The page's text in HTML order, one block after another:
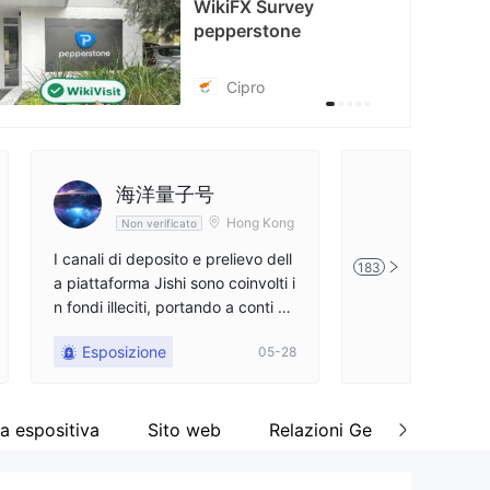
www.facebook.com/PepperstoneGlobal
WikiFX Survey
pepperstone
Regno Unito
海洋量子号
Non verificato Hong Kong
I canali di deposito e prelievo dell
a piattaforma Jishi sono coinvolti i
n fondi illeciti, portando a conti co
taforma si rifiuta di assumersi la r
rsi anni, sono stati truffati; si consi
Esposizione 05-28
Pepperstone è
stata bloccata a
183
espositiva Sito web Relazioni Genealogia